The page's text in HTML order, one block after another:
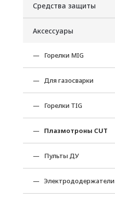
Средства защиты
Аксессуары
Горелки MIG
Для газосварки
Горелки TIG
Плазмотроны CUT
Пульты ДУ
Электрододержатели